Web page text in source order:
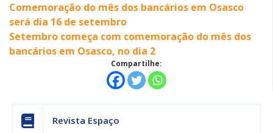
Comemoração do mês dos bancários em Osasco
será dia 16 de setembro
Setembro começa com comemoração do mês dos
bancários em Osasco, no dia 2
Compartilhe:
Revista Espaço